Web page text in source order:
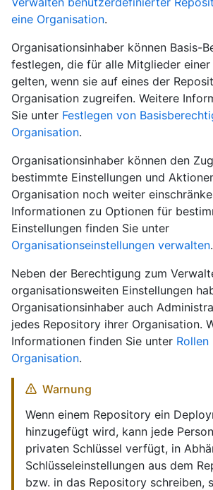
eine Organisation.
Organisationsinhaber können Basis-
festlegen, die für alle Mitglieder
gelten, wenn sie auf eines der
Organisation zugreifen. Weitere
Sie unter Festlegen von
Organisation.
Organisationsinhaber können den
bestimmte Einstellungen und
Organisation noch weiter
Informationen zu Optionen für
Einstellungen finden Sie unter
Organisationseinstellungen verwalten.
Neben der Berechtigung zum
organisationsweiten Einstellungen
Organisationsinhaber auch
jedes Repository ihrer Organisation.
Informationen finden Sie unter Rollen
Organisation.
Warnung
Wenn einem Repository ein
hinzugefügt wird, kann jede
privaten Schlüssel verfügt, in
Schlüsseleinstellungen aus dem
bzw. in das Repository schreiben,